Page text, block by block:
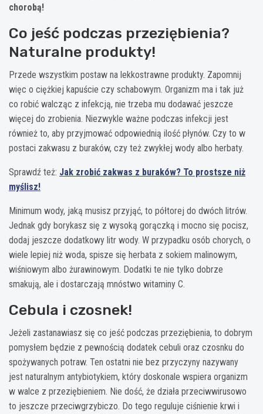
chorobą!
Co jeść podczas przeziębienia?
Naturalne produkty!
Przede wszystkim postaw na lekkostrawne produkty. Zapomnij
więc o ciężkiej kapuście czy schabowym. Organizm ma i tak już
co robić walcząc z infekcją, nie trzeba mu dodawać jeszcze
więcej do zrobienia. Niezwykle ważne podczas infekcji jest
również to, aby przyjmować odpowiednią ilość płynów. Czy to w
postaci zakwasu z buraków, czy też zwykłej wody albo herbaty.
Sprawdź też: Jak zrobić zakwas z buraków? To prostsze niż
myślisz!
Minimum wody, jaką musisz przyjąć, to półtorej do dwóch litrów.
Jednak gdy borykasz się z wysoką gorączką i mocno się pocisz,
dodaj jeszcze dodatkowy litr wody. W przypadku osób chorych, o
wiele lepiej niż woda, spisze się herbata z sokiem malinowym,
wiśniowym albo żurawinowym. Dodatki te nie tylko dobrze
smakują, ale i dostarczają mnóstwo witaminy C.
Cebula i czosnek!
Jeżeli zastanawiasz się co jeść podczas przeziębienia, to dobrym
pomysłem będzie z pewnością dodatek cebuli oraz czosnku do
spożywanych potraw. Ten ostatni nie bez przyczyny nazywany
jest naturalnym antybiotykiem, który doskonale wspiera organizm
w walce z przeziębieniem. Nie dość, że działa przeciwwirusowo
to jeszcze przeciwgrzybiczo. Do tego reguluje ciśnienie krwi i